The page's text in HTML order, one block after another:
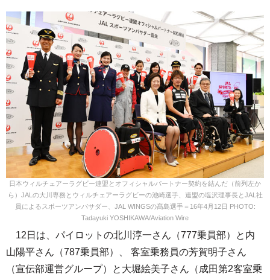
日本ウィルチェアーラグビー連盟とオフィシャルパートナー契約を結んだ（前列左か
ら）JALの大川専務とウィルチェアーラグビーの池崎選手、連盟の塩沢理事長とJAL社
員によるスポーツアンバサダー、JAL WINGSの髙島選手＝16年4月12日 PHOTO:
Tadayuki YOSHIKAWA/Aviation Wire
12日は、パイロットの北川淳一さん（777乗員部）と内
山陽平さん（787乗員部）、 客室乗務員の芳賀明子さん
（宣伝部運営グループ）と大堀絵美子さん（成田第2客室乗